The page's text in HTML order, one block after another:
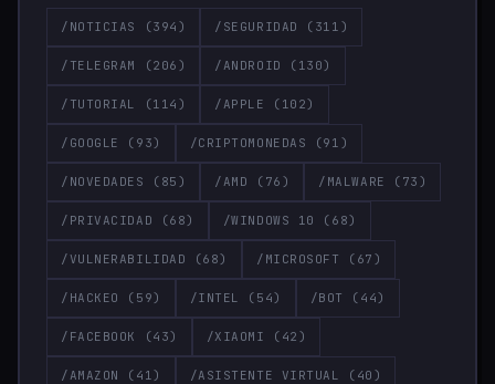
/NOTICIAS (394) /SEGURIDAD (311)
/TELEGRAM (206) /ANDROID (130)
/TUTORIAL (114) /APPLE (102)
/GOOGLE (93) /CRIPTOMONEDAS (91)
/NOVEDADES (85) /AMD (76) /MALWARE (73)
/PRIVACIDAD (68) /WINDOWS 10 (68)
/VULNERABILIDAD (68) /MICROSOFT (67)
/HACKEO (59) /INTEL (54) /BOT (44)
/FACEBOOK (43) /XIAOMI (42)
/AMAZON (41) /ASISTENTE VIRTUAL (40)